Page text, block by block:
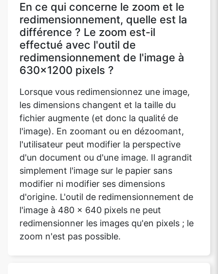
En ce qui concerne le zoom et le
redimensionnement, quelle est la
différence ? Le zoom est-il
effectué avec l'outil de
redimensionnement de l'image à
630x1200 pixels ?
Lorsque vous redimensionnez une image,
les dimensions changent et la taille du
fichier augmente (et donc la qualité de
l'image). En zoomant ou en dézoomant,
l'utilisateur peut modifier la perspective
d'un document ou d'une image. Il agrandit
simplement l'image sur le papier sans
modifier ni modifier ses dimensions
d'origine. L'outil de redimensionnement de
l'image à 480 x 640 pixels ne peut
redimensionner les images qu'en pixels ; le
zoom n'est pas possible.